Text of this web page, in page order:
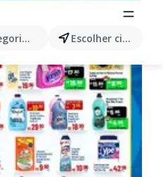
Escolher cidade